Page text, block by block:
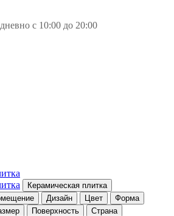
с 10:00 до 20:00
Керамическая плитка
Дизайн Цвет
Форма
Поверхность Страна